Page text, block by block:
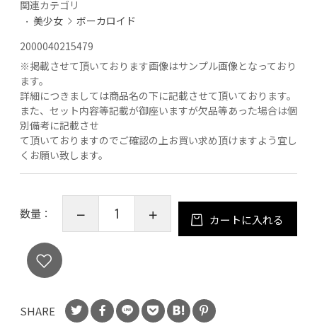
関連カテゴリ
美少女
ボーカロイド
2000040215479
※掲載させて頂いております画像はサンプル画像となっており
ます。
詳細につきましては商品名の下に記載させて頂いております。
また、セット内容等記載が御座いますが欠品等あった場合は個
別備考に記載させ
て頂いておりますのでご確認の上お買い求め頂けますよう宜し
くお願い致します。
数量： カートに入れる
SHARE